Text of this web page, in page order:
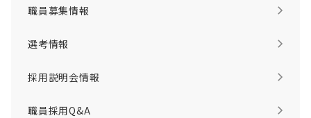
職員募集情報
選考情報
採用説明会情報
職員採用Q&A